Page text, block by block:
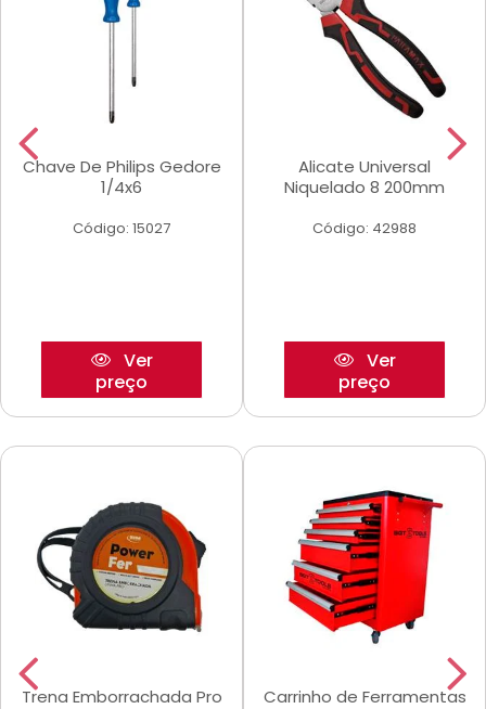
Chave De Philips Gedore
1/4x6
Código: 15027
Ver
preço
Alicate Universal
Niquelado 8 200mm
Código: 42988
Ver
preço
Trena Emborrachada Pro
Carrinho de Ferramentas